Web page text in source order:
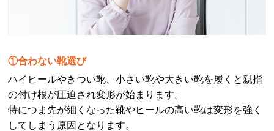
①合わない靴選び
ハイヒールやきつい靴、小さい靴や大きい靴を履くと親指
の付け根が圧迫され変形が始まります。
特につま先が細くなった靴やヒールの高い靴は変形を強く
してしまう原因となります。